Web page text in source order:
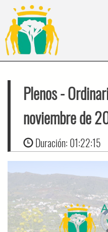
Plenos-
noviembre de
Duración: 01:22:15
is